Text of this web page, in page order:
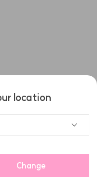
location
Change